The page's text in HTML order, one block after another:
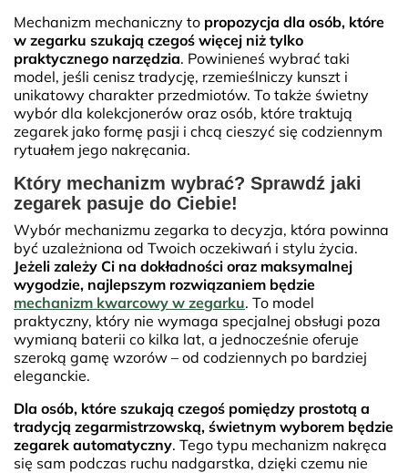
Mechanizm mechaniczny to propozycja dla osób, które
w zegarku szukają czegoś więcej niż tylko
praktycznego narzędzia. Powinieneś wybrać taki
model, jeśli cenisz tradycję, rzemieślniczy kunszt i
unikatowy charakter przedmiotów. To także świetny
wybór dla kolekcjonerów oraz osób, które traktują
zegarek jako formę pasji i chcą cieszyć się codziennym
rytuałem jego nakręcania.
Który mechanizm wybrać? Sprawdź jaki
zegarek pasuje do Ciebie!
Wybór mechanizmu zegarka to decyzja, która powinna
być uzależniona od Twoich oczekiwań i stylu życia.
Jeżeli zależy Ci na dokładności oraz maksymalnej
wygodzie, najlepszym rozwiązaniem będzie
mechanizm kwarcowy w zegarku. To model
praktyczny, który nie wymaga specjalnej obsługi poza
wymianą baterii co kilka lat, a jednocześnie oferuje
szeroką gamę wzorów – od codziennych po bardziej
eleganckie.
Dla osób, które szukają czegoś pomiędzy prostotą a
tradycją zegarmistrzowską, świetnym wyborem będzie
zegarek automatyczny. Tego typu mechanizm nakręca
się sam podczas ruchu nadgarstka, dzięki czemu nie